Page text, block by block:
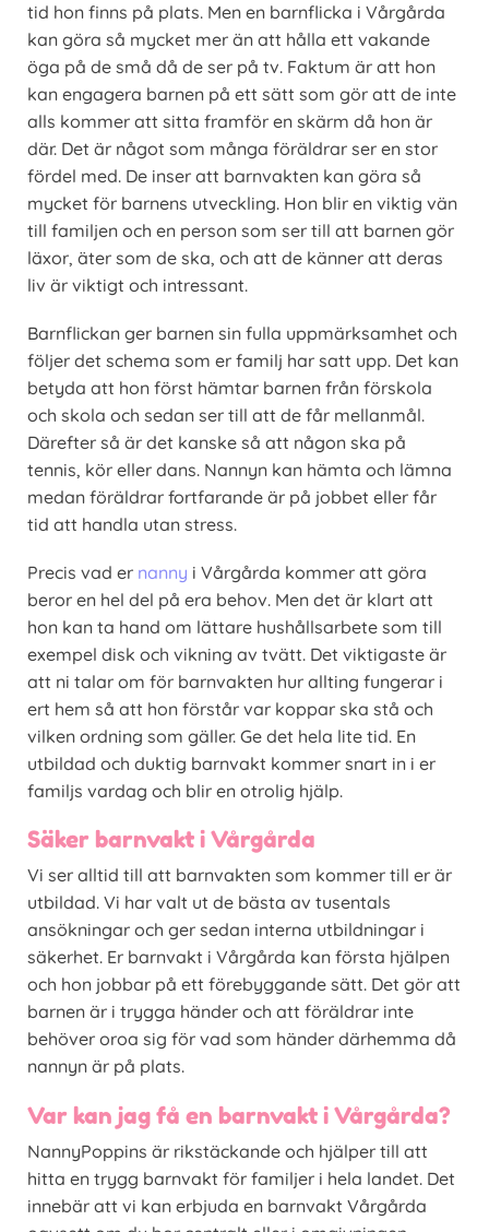
tid hon finns på plats. Men en barnflicka i Vårgårda
kan göra så mycket mer än att hålla ett vakande
öga på de små då de ser på tv. Faktum är att hon
kan engagera barnen på ett sätt som gör att de inte
alls kommer att sitta framför en skärm då hon är
där. Det är något som många föräldrar ser en stor
fördel med. De inser att barnvakten kan göra så
mycket för barnens utveckling. Hon blir en viktig vän
till familjen och en person som ser till att barnen gör
läxor, äter som de ska, och att de känner att deras
liv är viktigt och intressant.
Barnflickan ger barnen sin fulla uppmärksamhet och
följer det schema som er familj har satt upp. Det kan
betyda att hon först hämtar barnen från förskola
och skola och sedan ser till att de får mellanmål.
Därefter så är det kanske så att någon ska på
tennis, kör eller dans. Nannyn kan hämta och lämna
medan föräldrar fortfarande är på jobbet eller får
tid att handla utan stress.
Precis vad er nanny i Vårgårda kommer att göra
beror en hel del på era behov. Men det är klart att
hon kan ta hand om lättare hushållsarbete som till
exempel disk och vikning av tvätt. Det viktigaste är
att ni talar om för barnvakten hur allting fungerar i
ert hem så att hon förstår var koppar ska stå och
vilken ordning som gäller. Ge det hela lite tid. En
utbildad och duktig barnvakt kommer snart in i er
familjs vardag och blir en otrolig hjälp.
Säker barnvakt i Vårgårda
Vi ser alltid till att barnvakten som kommer till er är
utbildad. Vi har valt ut de bästa av tusentals
ansökningar och ger sedan interna utbildningar i
säkerhet. Er barnvakt i Vårgårda kan första hjälpen
och hon jobbar på ett förebyggande sätt. Det gör att
barnen är i trygga händer och att föräldrar inte
behöver oroa sig för vad som händer därhemma då
nannyn är på plats.
Var kan jag få en barnvakt i Vårgårda?
NannyPoppins är rikstäckande och hjälper till att
hitta en trygg barnvakt för familjer i hela landet. Det
innebär att vi kan erbjuda en barnvakt Vårgårda